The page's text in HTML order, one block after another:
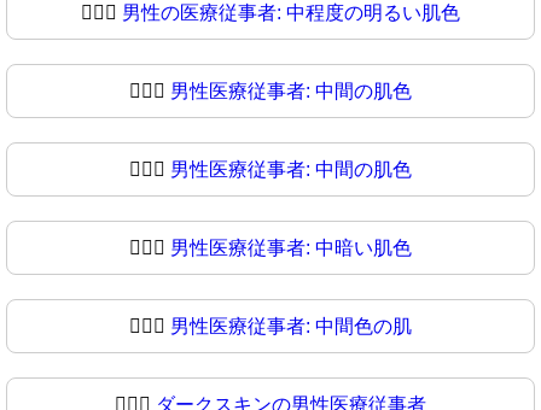
👨🏼‍⚕ 男性の医療従事者: 中程度の明るい肌色
👨🏽‍⚕️ 男性医療従事者: 中間の肌色
👨🏽‍⚕ 男性医療従事者: 中間の肌色
👨🏾‍⚕️ 男性医療従事者: 中暗い肌色
👨🏾‍⚕ 男性医療従事者: 中間色の肌
👨🏿‍⚕️ ダークスキンの男性医療従事者